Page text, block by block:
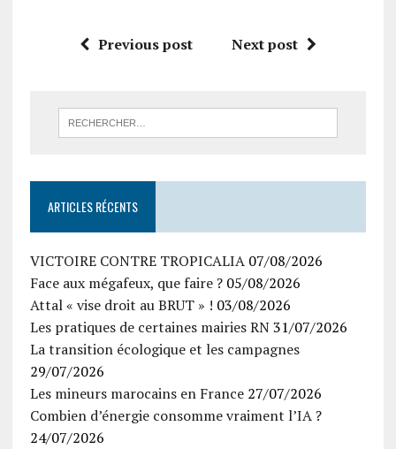
Previous post Next post
ARTICLES RÉCENTS
VICTOIRE CONTRE TROPICALIA 07/08/2026
Face aux mégafeux, que faire ? 05/08/2026
Attal « vise droit au BRUT » ! 03/08/2026
Les pratiques de certaines mairies RN 31/07/2026
La transition écologique et les campagnes
29/07/2026
Les mineurs marocains en France 27/07/2026
Combien d’énergie consomme vraiment l’IA ?
24/07/2026